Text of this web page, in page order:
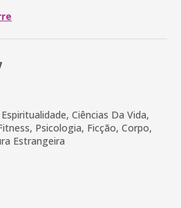
Ciências Da Vida,
Psicologia, Ficção, Corpo,
Estrangeira